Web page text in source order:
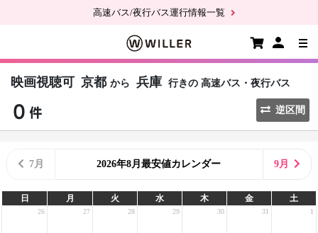
高速バス/夜行バス運行情報一覧
映画視聴可 京都 から 兵庫 行きの 高速バス・夜行バス
逆区間
7月 2026年8月最安値カレンダー 9月
日 月 火 水 木 金 土
26 27 28 29 30 31 1